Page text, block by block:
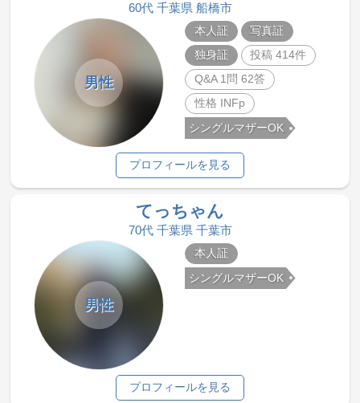
60代 千葉県 船橋市
男性
本人証
写真証
独身証
投稿 414件
Q&A 1問 62答
性格 INFp
シングルマザーOK
プロフィールを見る
てっちゃん
70代 千葉県 千葉市
男性
本人証
シングルマザーOK
プロフィールを見る